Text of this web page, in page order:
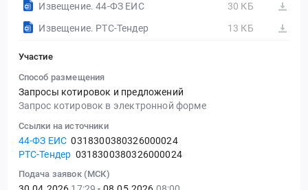
Извещение. 44-ФЗ ЕИС
30 КБ
Извещение. РТС-Тендер
13 КБ
Участие
Способ размещения
Запросы котировок и предложений
Запрос котировок в электронной форме
Ссылки на источники
44-ФЗ ЕИС 0318300380326000024
РТС-Тендер 0318300380326000024
Подача заявок (МСК)